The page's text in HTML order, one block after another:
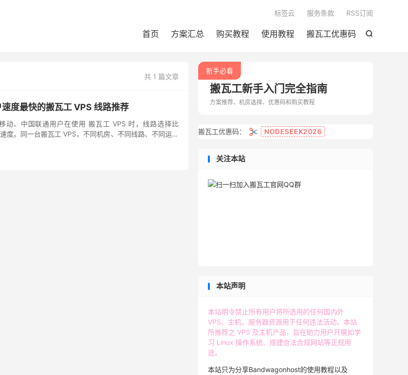

首页 方案汇总 购买教程 使用教程 搬瓦工优惠码
标签云 服务条款 RSS订阅
共 1 篇文章
度最快的搬瓦工 VPS 线路推荐
动、中国联通用户在使用 搬瓦工 VPS 时，线路选择比
度。同一台搬瓦工 VPS，不同机房、不同线路、不同运营
新手必看
搬瓦工新手入门完全指南
方案推荐、机房选择、优惠码和购买教程
搬瓦工优惠码： ✂️ NODESEEK2026
关注本站
本站声明
本站明令禁止所有用户将所选用的任何国内外
VPS、主机、服务器资源用于任何违法活动。本站
所推荐之 VPS 及主机产品，旨在助力用户开展如学
习 Linux 操作系统、搭建合法合规网站等正规用
途。
本站只为分享Bandwagonhost的使用教程以及